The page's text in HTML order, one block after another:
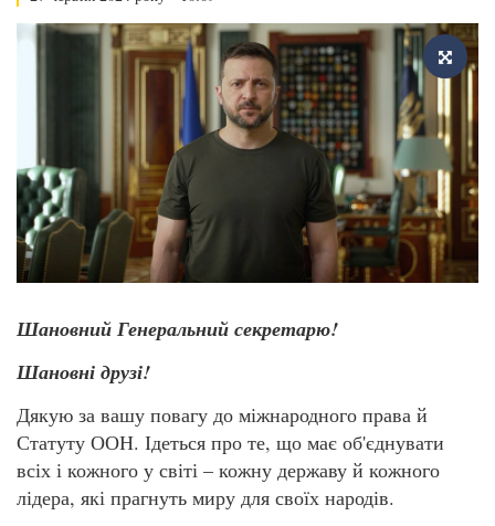
Шановний Генеральний секретарю!
Шановні друзі!
Дякую за вашу повагу до міжнародного права й
Статуту ООН. Ідеться про те, що має об'єднувати
всіх і кожного у світі – кожну державу й кожного
лідера, які прагнуть миру для своїх народів.